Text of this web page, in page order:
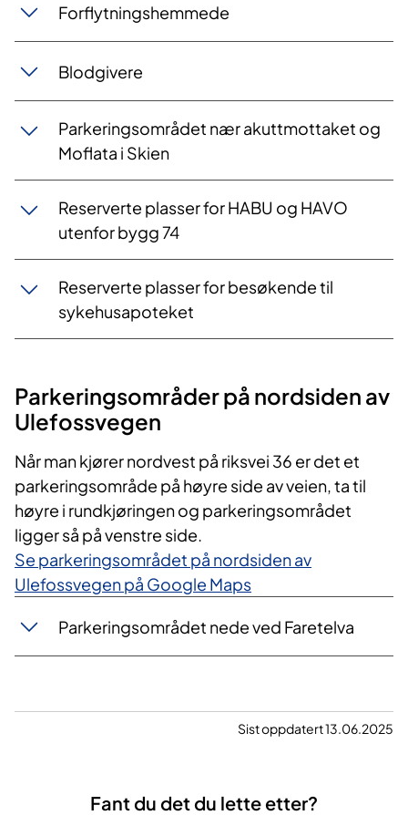
Forflytningshemmede
Blodgivere
Parkeringsområdet nær akuttmottaket og
Moflata i Skien
Reserverte plasser for HABU og HAVO
utenfor bygg 74
Reserverte plasser for besøkende til
sykehusapoteket
Parkeringsområder på nordsiden av
Ulefossvegen
Når man kjører nordvest på riksvei 36 er det et
parkeringsområde på høyre side av veien, ta til
høyre i rundkjøringen og parkeringsområdet
ligger så på venstre side.
Se parkeringsområdet på nordsiden av
Ulefossvegen på Google Maps
Parkeringsområdet nede ved Faretelva
Sist oppdatert 13.06.2025
Fant du det du lette etter?